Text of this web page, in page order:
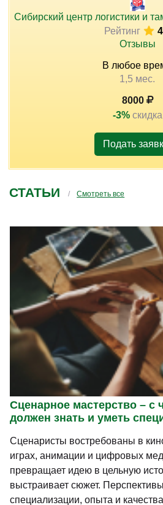
Сибирский центр логистики и
Рейтинг
Отзывы
В любое
1,5 мес.
8000
-3% скидка
Подать
СТАТЬИ Смотреть все
Сценарное мастерство – с
должен знать и уметь
Сценаристы востребованы в
играх, анимации и цифровых
превращает идею в цельную
выстраивает сюжет.
специализации, опыта и